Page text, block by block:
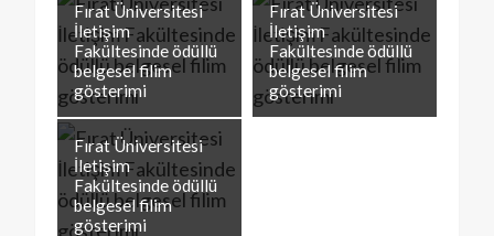
Fırat Üniversitesi
İletişim
Fakültesinde ödüllü
belgesel filim
gösterimi
Fırat Üniversitesi
İletişim
Fakültesinde ödüllü
belgesel filim
gösterimi
Fırat Üniversitesi
İletişim
Fakültesinde ödüllü
belgesel filim
gösterimi